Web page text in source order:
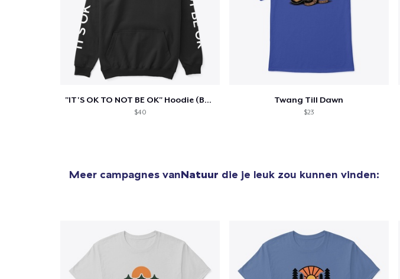
"IT'S OK TO NOT BE OK" Hoodie (BP LOGO)
$40
Twang Till Dawn
$23
Meer campagnes vanNatuur die je leuk zou kunnen vinden: